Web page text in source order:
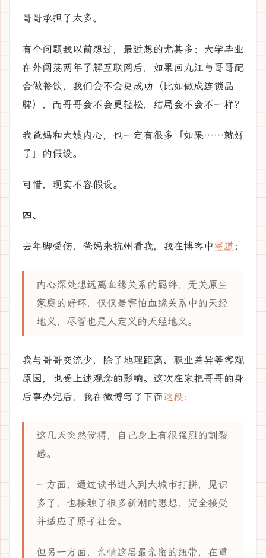
哥哥承担了太多。
有个问题我以前想过，最近想的尤其多：大学毕业
在外闯荡两年了解互联网后，如果回九江与哥哥配
合做餐饮，我们会不会更成功（比如做成连锁品
牌），而哥哥会不会更轻松，结局会不会不一样？
我爸妈和大嫂内心，也一定有很多「如果……就好
了」的假设。
可惜，现实不容假设。
四、
去年脚受伤，爸妈来杭州看我，我在博客中写道 ：
内心深处想远离血缘关系的羁绊，无关原生
家庭的好坏，仅仅是害怕血缘关系中的天经
地义，尽管也是人定义的天经地义。
我与哥哥交流少，除了地理距离、职业差异等客观
原因，也受上述观念的影响。这次在家把哥哥的身
后事办完后，我在微博写了下面这段 ：
这几天突然觉得，自己身上有很强烈的割裂
感。
一方面，通过读书进入到大城市打拼，见识
多了，也接触了很多新潮的思想，完全接受
并适应了原子社会。
但另一方面，亲情这层最亲密的纽带，在重